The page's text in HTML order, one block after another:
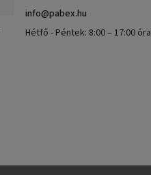
info@pabex.hu
Hétfő - Péntek: 8:00 – 17:00 óra